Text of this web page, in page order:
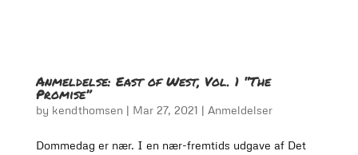
Anmeldelse: East of West, Vol. 1 “The
Promise”
by kendthomsen | Mar 27, 2021 | Anmeldelser
Dommedag er nær. I en nær-fremtids udgave af Det